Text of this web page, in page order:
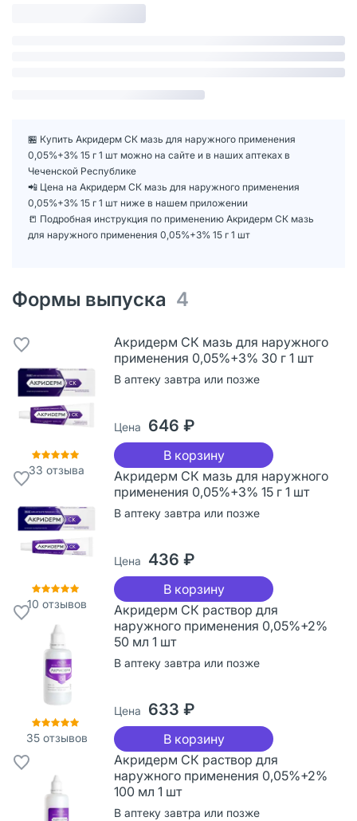
🏪 Купить Акридерм СК мазь для наружного применения
0,05%+3% 15 г 1 шт можно на сайте и в наших аптеках в
Чеченской Республике
📲 Цена на Акридерм СК мазь для наружного применения
0,05%+3% 15 г 1 шт ниже в нашем приложении
📒 Подробная инструкция по применению Акридерм СК мазь
для наружного применения 0,05%+3% 15 г 1 шт
Формы выпуска 4
33 отзыва
Акридерм СК мазь для наружного
применения 0,05%+3% 30 г 1 шт
В аптеку завтра или позже
Цена 646 ₽
В корзину
10 отзывов
Акридерм СК мазь для наружного
применения 0,05%+3% 15 г 1 шт
В аптеку завтра или позже
Цена 436 ₽
В корзину
35отзывов
Акридерм СК раствор для
наружного применения 0,05%+2%
50 мл 1 шт
В аптеку завтра или позже
Цена 633 ₽
В корзину
Акридерм СК раствор для
наружного применения 0,05%+2%
100 мл 1 шт
В аптеку завтра или позже